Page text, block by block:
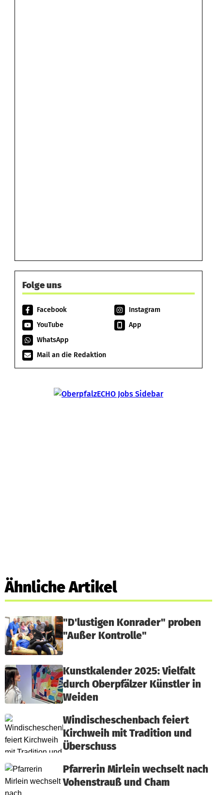
Folge uns
Facebook
Instagram
YouTube
App
WhatsApp
Mail an die Redaktion
Ähnliche Artikel
"D'lustigen Konrader" proben
"Außer Kontrolle"
Kunstkalender 2025: Vielfalt
durch Oberpfälzer Künstler in
Weiden
Windischeschenbach feiert
Kirchweih mit Tradition und
Überschuss
Pfarrerin Mirlein wechselt nach
Vohenstrauß und Cham